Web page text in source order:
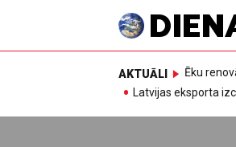
AKTUĀLI Ēku
Latvijas eksporta